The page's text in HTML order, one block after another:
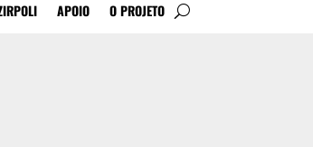
APOIO O PROJETO